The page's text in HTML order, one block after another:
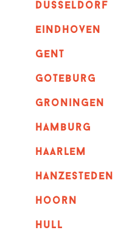
dusseldorf
eindhoven
GENT
goteburg
groningen
hamburg
haarlem
hanzesteden
hoorn
hull